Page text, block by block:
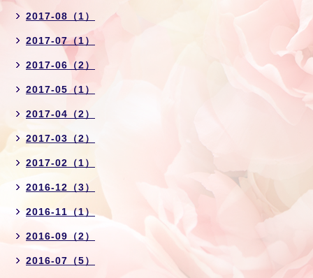
2017-08（1）
2017-07（1）
2017-06（2）
2017-05（1）
2017-04（2）
2017-03（2）
2017-02（1）
2016-12（3）
2016-11（1）
2016-09（2）
2016-07（5）